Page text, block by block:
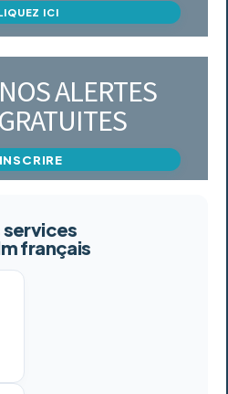
ICI
ALERTES
services
français